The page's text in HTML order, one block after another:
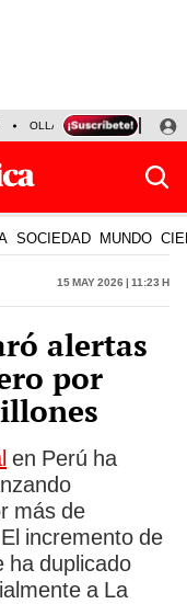
OLLANTA HUMALA
SOCIEDAD MUNDO
15 May 2026 | 11:23 h
alertas
por
en Perú ha
más de
incremento de
ha duplicado
a La